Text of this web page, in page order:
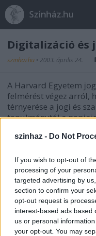
szinhaz - Do Not
If you wish to opt-out of
processing of your
targeted advertising by
section to confirm your
opt-out request is
interest-based ads based
us or personal
your opt-out. You may
Színház.hu
Digitalizáció és
szinhazhu • 2003. április 24.
A Harvard Egyetem
felmérést végez arról,
térnyerése a jogi és
tanulmánytól a
feltérképezését
várják, melyek
társaságok és a
(El.pub 237.)
Bôvebb